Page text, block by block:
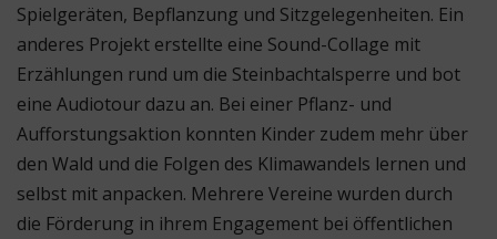
Spielgeräten, Bepflanzung und Sitzgelegenheiten. Ein
anderes Projekt erstellte eine Sound-Collage mit
Erzählungen rund um die Steinbachtalsperre und bot
eine Audiotour dazu an. Bei einer Pflanz- und
Aufforstungsaktion konnten Kinder zudem mehr über
den Wald und die Folgen des Klimawandels lernen und
selbst mit anpacken. Mehrere Vereine wurden durch
die Förderung in ihrem Engagement bei öffentlichen